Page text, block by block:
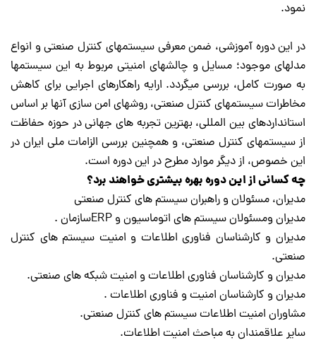
نمود.
در این دوره آموزشی، ضمن معرفی سیستمهای کنترل صنعتی و انواع
مدلهای موجود؛ مسایل و چالشهای امنیتی مربوط به این سیستمها
به صورت کامل، بررسی میگردد. ارایه راهکارهای اجرایی برای کاهش
مخاطرات سیستمهای کنترل صنعتی، روشهای امن سازی آنها بر اساس
استانداردهای بین المللی، بهترین تجربه های جهانی در حوزه حفاظت
از سیستمهای کنترل صنعتی، و همچنین بررسی الزامات ملی ایران در
این خصوص، از دیگر موارد مطرح در این دوره است.
چه کسانی از این دوره بهره بیشتری خواهند برد؟
مدیران، مسئولان و راهبران سیستم های کنترل صنعتی
مدیران ومسئولان سیستم های اتوماسیون و ERPسازمان .
مدیران و کارشناسان فناوری اطلاعات و امنیت سیستم های کنترل
صنعتی.
مدیران و کارشناسان فناوری اطلاعات و امنیت شبکه های صنعتی.
مدیران و کارشناسان امنیت و فناوری اطلاعات .
مشاوران امنیت اطلاعات سیستم های کنترل صنعتی.
سایر علاقمندان به مباحث امنیت اطلاعات.